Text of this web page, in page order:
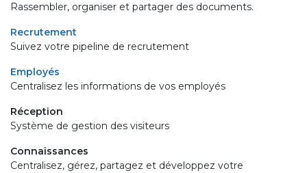
Rassembler, organiser et partager des documents.
Recrutement
Suivez votre pipeline de recrutement
Employés
Centralisez les informations de vos employés
Réception
Système de gestion des visiteurs
Connaissances
Centralisez, gérez, partagez et développez votre